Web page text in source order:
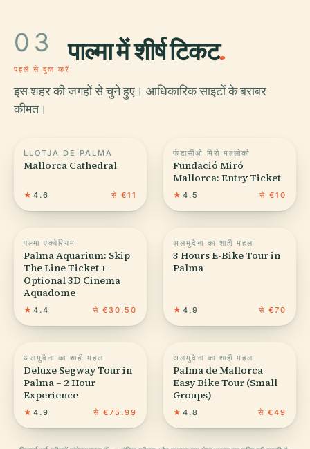
03 पाल्मा में शीर्ष टिकट.
पहले से बुक करें
इस शहर की जगहों से चुने हुए। आधिकारिक साइटों के बराबर
कीमत।
LLOTJA DE PALMA
Mallorca Cathedral
★ 4.6 से €11
फंडासीओ मिरो मल्लोर्का
Fundació Miró
Mallorca: Entry Ticket
★ 4.5 से €10
पल्मा एक्वेरियम
Palma Aquarium: Skip
The Line Ticket +
Optional 3D Cinema
Aquadome
★ 4.4 से €30.50
अलमुदैना का शाही महल
3 Hours E-Bike Tour in
Palma
★ 4.9 से €70
अलमुदैना का शाही महल
Deluxe Segway Tour in
Palma – 2 Hour
Experience
★ 4.9 से €75.99
अलमुदैना का शाही महल
Palma de Mallorca
Easy Bike Tour (Small
Groups)
★ 4.8 से €49